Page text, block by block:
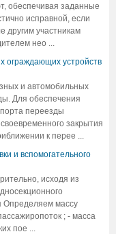
обеспечивая заданные
исправной, если
участникам
нео ...
ограждающих устройств
и автомобильных
Для обеспечения
переезды
закрытия
к перее ...
и вспомогательного
исходя из
Определяем массу
; - масса
пое ...